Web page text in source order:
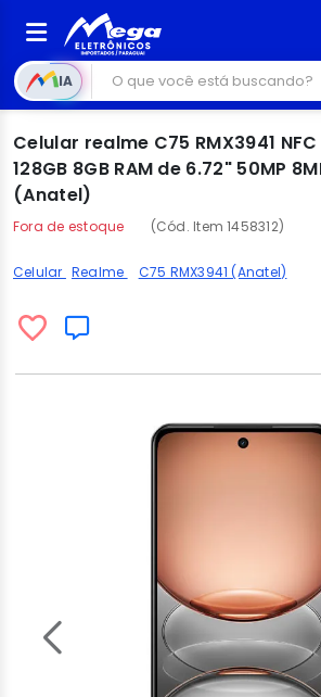
IA
Celular realme C75 RMX3941
128GB 8GB RAM de 6.72" 50MP
(Anatel)
Fora de estoque (Cód. Item 1458312)
Celular Realme C75 RMX3941 (Anatel)